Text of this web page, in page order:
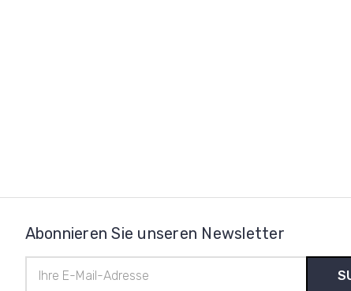
Abonnieren Sie unseren Newsletter
Mail-